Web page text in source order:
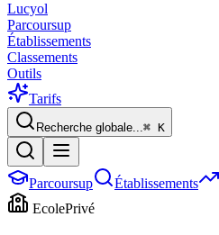
Lucyol
Parcoursup
Établissements
Classements
Outils
Tarifs
Recherche globale...⌘ K
Parcoursup Établissements
EcolePrivé